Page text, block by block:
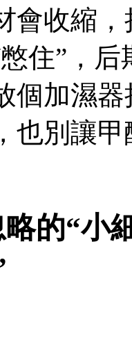
收縮，
”，
加濕器
也別讓
略的“